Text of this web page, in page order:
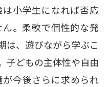
小学生になれば否応
。柔軟で個性的な発
は、遊びながら学ぶこ
子どもの主体性や自由
今後さらに求められ